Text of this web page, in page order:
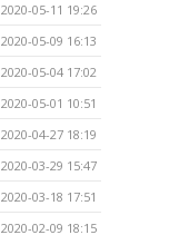
2020-05-11 19:26
2020-05-09 16:13
2020-05-04 17:02
2020-05-01 10:51
2020-04-27 18:19
2020-03-29 15:47
2020-03-18 17:51
2020-02-09 18:15